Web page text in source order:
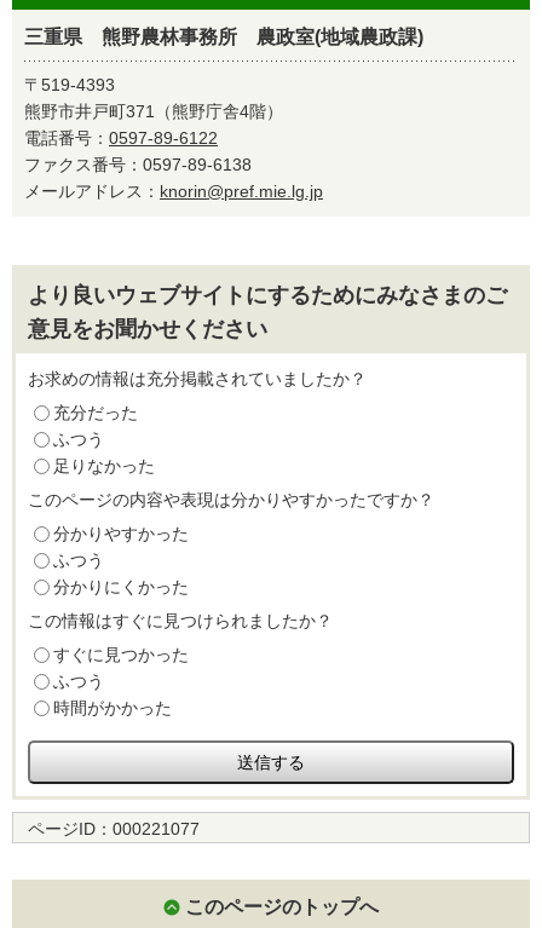
三重県 熊野農林事務所 農政室(地域農政課)
〒519-4393
熊野市井戸町371（熊野庁舎4階）
電話番号： 0597-89-6122
ファクス番号：0597-89-6138
メールアドレス： knorin@pref.mie.lg.jp
より良いウェブサイトにするためにみなさまのご
意見をお聞かせください
お求めの情報は充分掲載されていましたか？
充分だった
ふつう
足りなかった
このページの内容や表現は分かりやすかったですか？
分かりやすかった
ふつう
分かりにくかった
この情報はすぐに見つけられましたか？
すぐに見つかった
ふつう
時間がかかった
ページID： 000221077
このページのトップへ